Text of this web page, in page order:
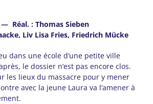
Réal. : Thomas Sieben
Liv Lisa Fries, Friedrich Mücke
dans une école d’une petite ville
le dossier n’est pas encore clos.
les lieux du massacre pour y mener
avec la jeune Laura va l’amener à